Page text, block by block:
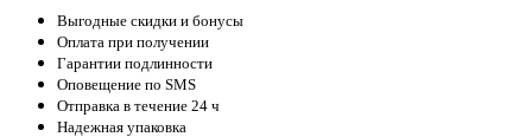
Выгодные скидки и бонусы
Оплата при получении
Гарантии подлинности
Оповещение по SMS
Отправка в течение 24 ч
Надежная упаковка